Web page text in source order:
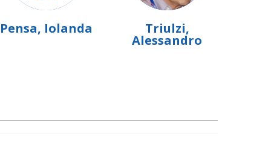
Pensa, Iolanda Triulzi,
Alessandro